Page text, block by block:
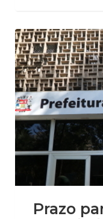
Prazo